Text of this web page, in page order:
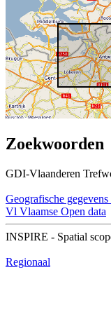
Zoekwoorden
GDI-Vlaanderen
Geografische gegevens
Vl Vlaamse Open data
INSPIRE - Spatial
Regionaal